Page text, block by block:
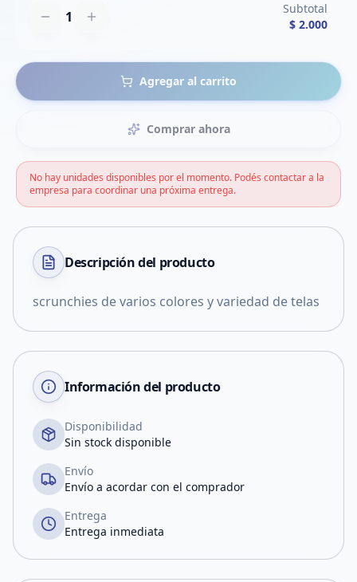
1
Subtotal
$ 2.000
Agregar al carrito
Comprar ahora
No hay unidades disponibles por el momento. Podés contactar a la
empresa para coordinar una próxima entrega.
Descripción del producto
scrunchies de varios colores y variedad de telas
Información del producto
Disponibilidad
Sin stock disponible
Envío
Envío a acordar con el comprador
Entrega
Entrega inmediata